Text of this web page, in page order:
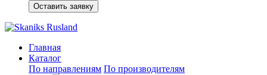
Оставить заявку
Главная
Каталог
По направлениям По производителям